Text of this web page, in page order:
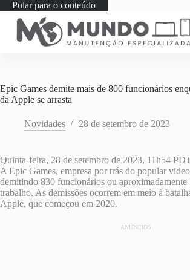
Pular para o conteúdo
Epic Games demite mais de 800 funcionários
da Apple se arrasta
Novidades 28 de setembro de 2023
Quinta-feira, 28 de setembro de 2023, 11h54
A Epic Games, empresa por trás do popular
demitindo 830 funcionários ou aproximadamente
trabalho. As demissões ocorrem em meio à
Apple, que começou em 2020.
ANÚNCIOS